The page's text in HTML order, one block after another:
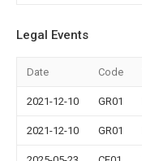
Legal Events
Date Code
2021-12-10 GR01
2021-12-10 GR01